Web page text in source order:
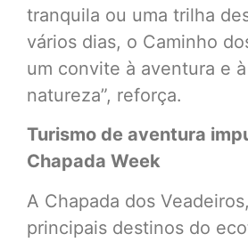
tranquila ou uma trilha
vários dias, o Caminho
um convite à aventura e
natureza”, reforça.
Turismo de aventura
Chapada Week
A Chapada dos
principais destinos do